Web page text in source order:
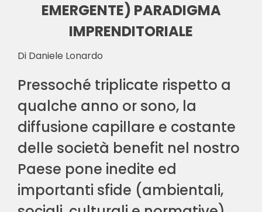
EMERGENTE) PARADIGMA
IMPRENDITORIALE
Di Daniele Lonardo
Pressoché triplicate rispetto a
qualche anno or sono, la
diffusione capillare e costante
delle società benefit nel nostro
Paese pone inedite ed
importanti sfide (ambientali,